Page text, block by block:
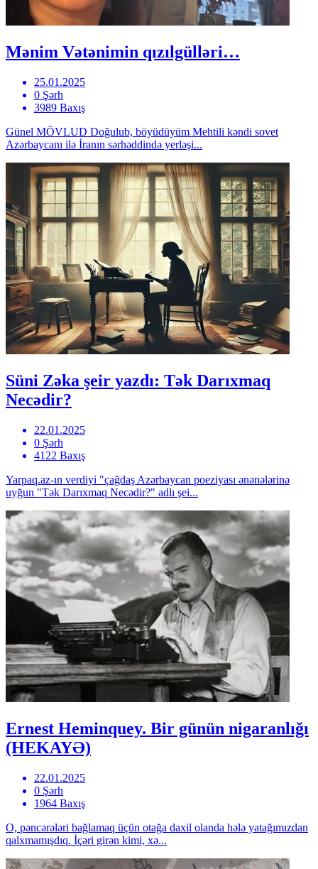
Mənim Vətənimin qızılgülləri…
25.01.2025
0 Şərh
3989 Baxış
Günel MÖVLUD Doğulub, böyüdüyüm Mehtili kəndi sovet
Azərbaycanı ilə İranın sərhəddində yerləşi...
Süni Zəka şeir yazdı: Tək Darıxmaq
Necədir?
22.01.2025
0 Şərh
4122 Baxış
Yarpaq.az-ın verdiyi "çağdaş Azərbaycan poeziyası ənənələrinə
uyğun "Tək Darıxmaq Necədir?" adlı şei...
Ernest Heminquey. Bir günün nigaranlığı
(HEKAYƏ)
22.01.2025
0 Şərh
1964 Baxış
O, pəncərələri bağlamaq üçün otağa daxil olanda hələ yatağımızdan
qalxmamışdıq. İçəri girən kimi, xə...